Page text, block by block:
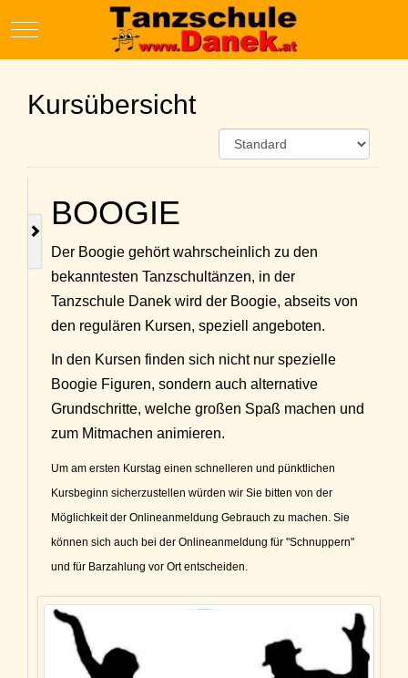
Mobile Menu Toggle
Kursübersicht
BOOGIE
Der Boogie gehört wahrscheinlich zu den
bekanntesten Tanzschultänzen, in der
Tanzschule Danek wird der Boogie, abseits von
den regulären Kursen, speziell angeboten.
In den Kursen finden sich nicht nur spezielle
Boogie Figuren, sondern auch alternative
Grundschritte, welche großen Spaß machen und
zum Mitmachen animieren.
Um am ersten Kurstag einen schnelleren und pünktlichen
Kursbeginn sicherzustellen würden wir Sie bitten von der
Möglichkeit der Onlineanmeldung Gebrauch zu machen. Sie
können sich auch bei der Onlineanmeldung für "Schnuppern"
und für Barzahlung vor Ort entscheiden.